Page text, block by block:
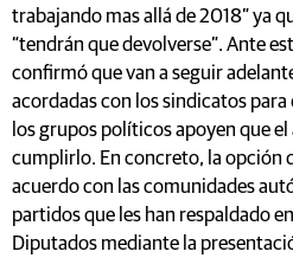
trabajando mas allá de 2018” ya
“tendrán que devolverse”. Ante
confirmó que van a seguir
acordadas con los sindicatos para
los grupos políticos apoyen que
cumplirlo. En concreto, la opción
acuerdo con las comunidades
partidos que les han respaldado
Diputados mediante la